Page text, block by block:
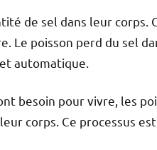
de sel dans leur corps.
Le poisson perd du sel
automatique.
besoin pour vivre, les
corps. Ce processus